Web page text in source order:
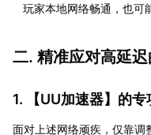
玩家本地网络畅通，也可
二. 精准应对高延
1. 【UU加速器】的专
面对上述网络顽疾，仅靠调